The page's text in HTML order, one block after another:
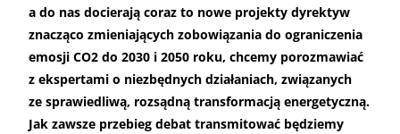
a do nas docierają coraz to nowe projekty dyrektyw
znacząco zmieniających zobowiązania do ograniczenia
emosji CO2 do 2030 i 2050 roku, chcemy porozmawiać
z ekspertami o niezbędnych działaniach, związanych
ze sprawiedliwą, rozsądną transformacją energetyczną.
Jak zawsze przebieg debat transmitować będziemy